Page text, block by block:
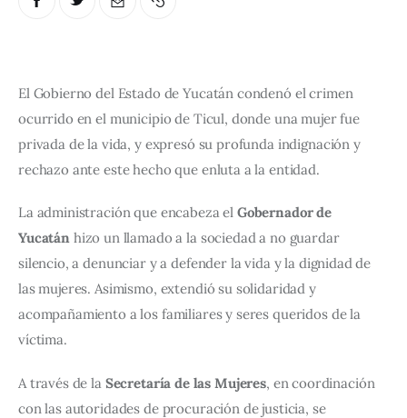
El Gobierno del Estado de Yucatán condenó el crimen
ocurrido en el municipio de Ticul, donde una mujer fue
privada de la vida, y expresó su profunda indignación y
rechazo ante este hecho que enluta a la entidad.
La administración que encabeza el Gobernador de
Yucatán hizo un llamado a la sociedad a no guardar
silencio, a denunciar y a defender la vida y la dignidad de
las mujeres. Asimismo, extendió su solidaridad y
acompañamiento a los familiares y seres queridos de la
víctima.
A través de la Secretaría de las Mujeres, en coordinación
con las autoridades de procuración de justicia, se